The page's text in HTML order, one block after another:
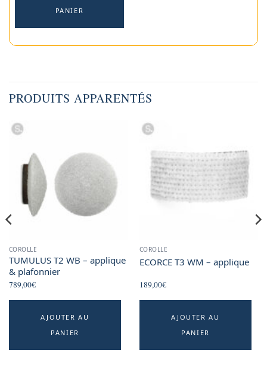
PANIER
PRODUITS APPARENTÉS
COROLLE
TUMULUS T2 WB – applique
& plafonnier
789,00€
AJOUTER AU
PANIER
COROLLE
ECORCE T3 WM – applique
189,00€
AJOUTER AU
PANIER